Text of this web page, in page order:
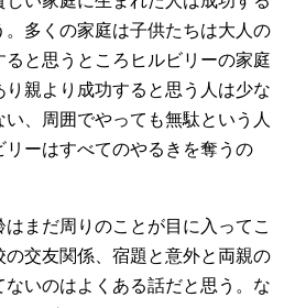
。多くの家庭は子供たちは大人の
と思うところヒルビリーの家庭
親より成功すると思う人は少な
、周囲でやっても無駄という人
ーはすべてのやるきを奪うの
まだ周りのことが目に入ってこ
交友関係、宿題と意外と両親の
いのはよくある話だと思う。な